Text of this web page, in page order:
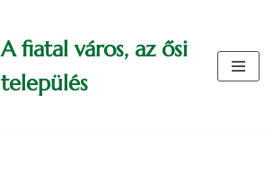
A fiatal város, az ősi
település